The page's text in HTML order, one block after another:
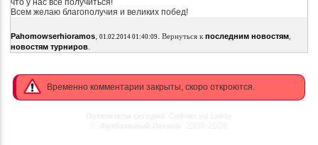
что у нас всё получиться!
Всем желаю благополучия и великих побед!
Pahomowserhioramos, 01.02.2014 01:40:09. Вернуться к последним новостям,
новостям турниров.
Временно комментарии закрыты, скоро откроются.